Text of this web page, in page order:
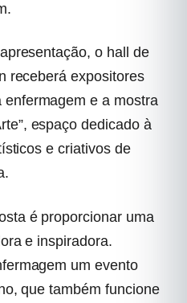
o hall de
receberá expositores
e a mostra
espaço dedicado à
e criativos de
é proporcionar uma
e inspiradora.
um evento
que também funcione